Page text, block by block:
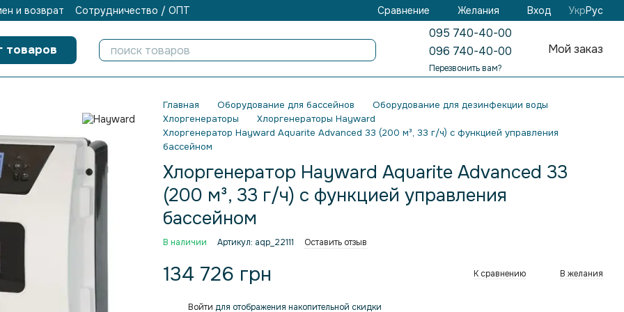
и возврат Сотрудничество / ОПТ Сравнение Желания Вход УкрРус
товаров
095 740-40-00
096 740-40-00
Перезвонить вам?
Мой заказ
Главная Оборудование для бассейнов
Оборудование для дезинфекции воды
Хлоргенераторы
Хлоргенераторы Hayward
Хлоргенератор Hayward Aquarite Advanced 33 (200 м³, 33 г/ч) с функцией управления
бассейном
Хлоргенератор Hayward Aquarite Advanced 33
(200 м³, 33 г/ч) с функцией управления
бассейном
В наличии Артикул: aqp_22111 Оставить отзыв
134 726 грн К сравнению В желания
Войти для отображения накопительной скидки